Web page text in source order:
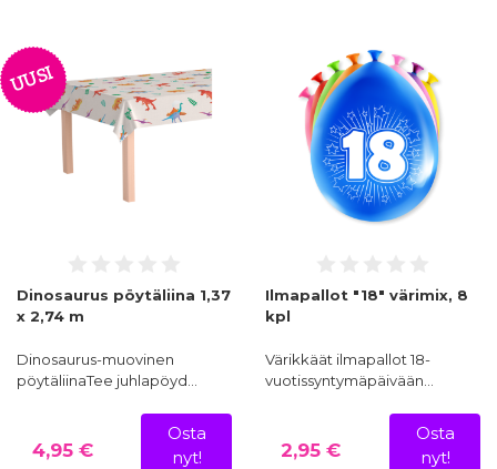
UUSI
Dinosaurus pöytäliina 1,37
x 2,74 m
Dinosaurus-muovinen
pöytäliinaTee juhlapöyd…
4,95 €
Osta
nyt!
Ilmapallot "18" värimix, 8
kpl
Värikkäät ilmapallot 18-
vuotissyntymäpäivään…
2,95 €
Osta
nyt!